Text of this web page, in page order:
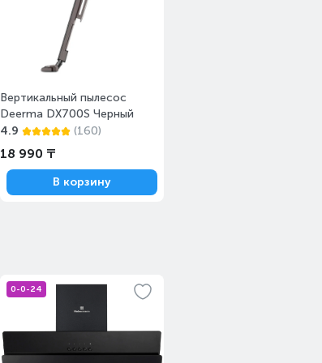
Вертикальный пылесос
Deerma DX700S Черный
4.9
(160)
18 990 ₸
В корзину
0-0-24